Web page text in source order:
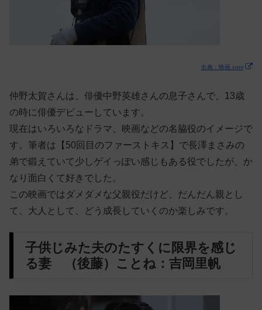
出典：映画.com
仲野太賀さんは、俳優中野英雄さんの息子さんで、13歳
の時に俳優デビューしています。
現在はいろいろなドラマ、映画などの名脇役のイメージで
す。筆者は【50回目のファーストキス】で長澤まさみの
弟で鍛えていて少しゲイっぽい感じもある役でしたが、か
なり面白くて好きでした。
この映画ではダメダメな父親役だけど、だんだん親とし
て、大人として、どう成長していくのか楽しみです。
子供じみた夫のたすくに限界を感じ
る妻 （後藤）ことね：吉岡里帆